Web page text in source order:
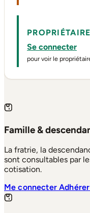
PROPRIÉTAIRE
Se connecter
pour voir le
Famille &
La fratrie, la
sont consultables par
cotisation.
Me connecter